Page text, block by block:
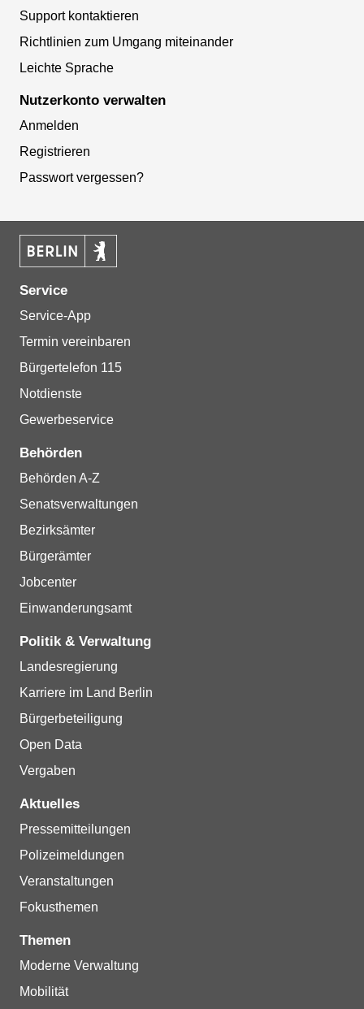
Support kontaktieren
Richtlinien zum Umgang miteinander
Leichte Sprache
Nutzerkonto verwalten
Anmelden
Registrieren
Passwort vergessen?
Service
Service-App
Termin vereinbaren
Bürgertelefon 115
Notdienste
Gewerbeservice
Behörden
Behörden A-Z
Senatsverwaltungen
Bezirksämter
Bürgerämter
Jobcenter
Einwanderungsamt
Politik & Verwaltung
Landesregierung
Karriere im Land Berlin
Bürgerbeteiligung
Open Data
Vergaben
Aktuelles
Pressemitteilungen
Polizeimeldungen
Veranstaltungen
Fokusthemen
Themen
Moderne Verwaltung
Mobilität